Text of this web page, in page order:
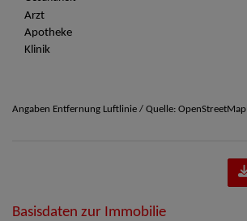
Arzt
Apotheke
Klinik
Angaben Entfernung Luftlinie / Quelle: OpenStreetMap
Basisdaten zur Immobilie